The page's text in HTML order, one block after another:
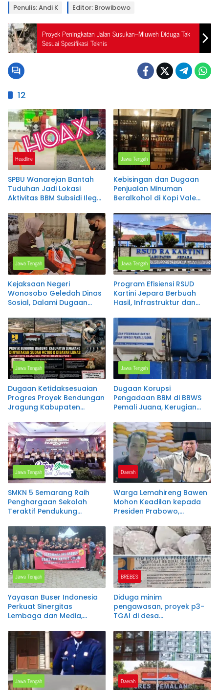
Penulis: Andi K Editor: Browibowo
Proyek Peningkatan Jalan Susukan–Mluweh Diduga Tak
Sesuai Spesifikasi Teknis
12
Headline
SPBU Wanarejan Bantah
Tuduhan Jadi Lokasi
Aktivitas BBM Subsidi Ilegal,
Sesuai Kode Etik Jurnalistik
dan Pertimbangkan Jalur
Hukum
Jawa Tengah
Kebisingan dan Dugaan
Penjualan Minuman
Beralkohol di Kopi Vale
Keluhkan Gangguan
hingga Larut Malam
Jawa Tengah
Kejaksaan Negeri
Wonosobo Geledah Dinas
Sosial, Dalami Dugaan
Program PKH
Jawa Tengah
Program Efisiensi RSUD
Kartini Jepara Berbuah
Hasil, Infrastruktur dan
Ditingkatkan
Jawa Tengah
Dugaan Ketidaksesuaian
Progres Proyek Bendungan
Jragung Kabupaten
Administrasi Disebut MC
100 Persen, Pantauan
Lapangan Diperkirakan
Baru Capai 91,51 Persen
Jawa Tengah
Dugaan Korupsi
Pengadaan BBM di BBWS
Pemali Juana, Kerugian
Rp1,5 Miliar per Bulan
Jawa Tengah
SMKN 5 Semarang Raih
Penghargaan Sekolah
Teraktif Pendukung
Mengajar pada Jateng
Green Industry Summit
2026
Daerah
Warga Lemahireng Bawen
Mohon Keadilan kepada
Presiden Prabowo,
Penerima Bantuan Pangan
Jawa Tengah
Yayasan Buser Indonesia
Perkuat Sinergitas
Lembaga dan Media,
sebagai Ketua DPC Brebes
BREBES
Diduga minim
pengawasan, proyek p3-
TGAI di desa
warga.
Jawa Tengah Daerah